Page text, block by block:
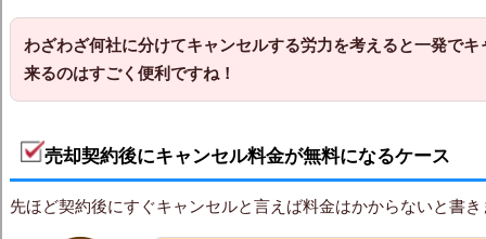
わざわざ何社に分けてキャンセルする労力を考えると一発でキ
来るのはすごく便利ですね！
売却契約後にキャンセル料金が無料になるケース
先ほど契約後にすぐキャンセルと言えば料金はかからないと書